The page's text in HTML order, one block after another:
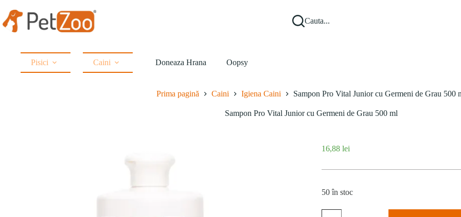
conținut
Cauta...
Pisici Caini Doneaza Hrana Oopsy
Prima pagină Caini Igiena Caini Sampon Pro Vital Junior cu Germeni de Grau 500
Sampon Pro Vital Junior cu Germeni de Grau 500 ml
16,88 lei
50 în stoc